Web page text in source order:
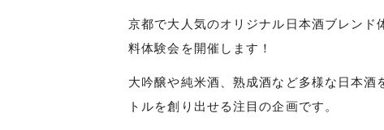
京都で大人気のオリジナル日本酒ブレン
料体験会を開催します！
大吟醸や純米酒、熟成酒など多様な日本
トルを創り出せる注目の企画です。